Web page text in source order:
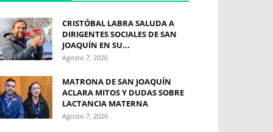
CRISTÓBAL LABRA SALUDA A
DIRIGENTES SOCIALES DE SAN
JOAQUÍN EN SU...
Agosto 7, 2026
MATRONA DE SAN JOAQUÍN
ACLARA MITOS Y DUDAS SOBRE
LACTANCIA MATERNA
Agosto 7, 2026